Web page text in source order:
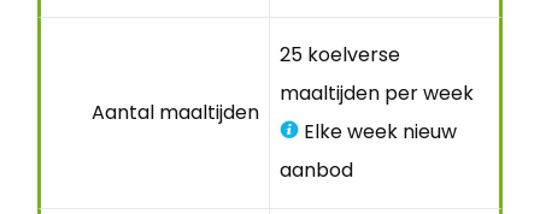
Aantal maaltijden
25 koelverse
maaltijden per week
Elke week nieuw
aanbod